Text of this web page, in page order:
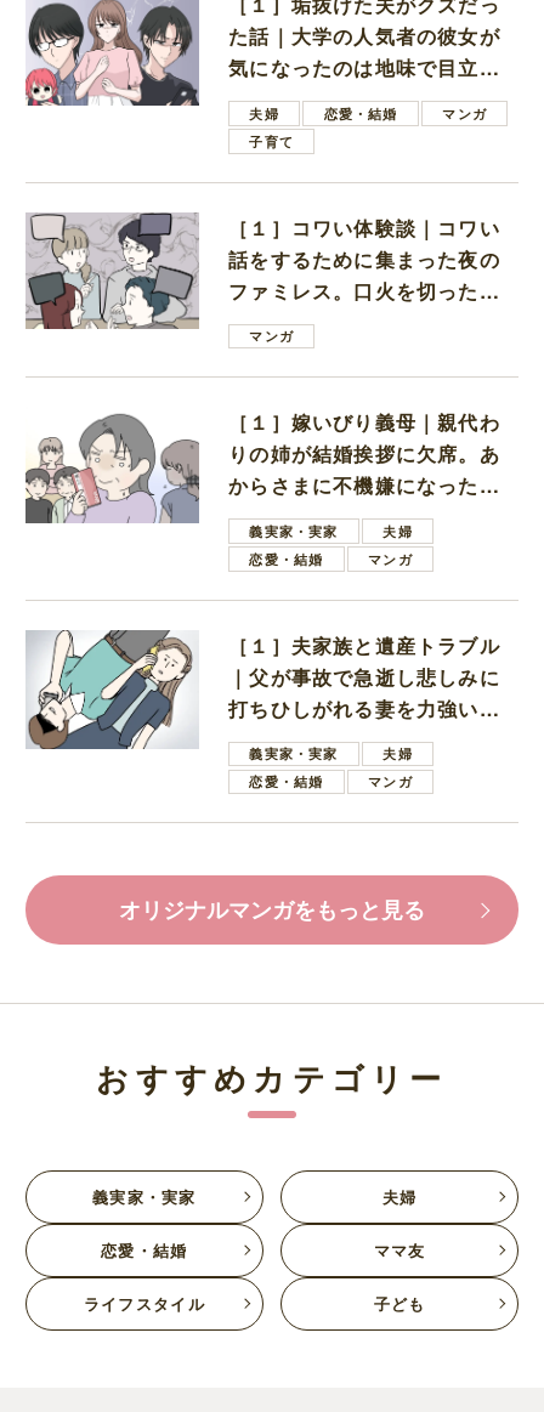
た話｜大学の人気者の彼女が
気になったのは地味で目立た
ない男子学生
夫婦 恋愛・結婚
マンガ
子育て
［１］コワい体験談｜コワい
話をするために集まった夜の
ファミレス。口火を切ったの
は電車好きの男の子ママ
マンガ
［１］嫁いびり義母｜親代わ
りの姉が結婚挨拶に欠席。あ
からさまに不機嫌になった義
母義実家・実家
夫婦
恋愛・結婚
マンガ
［１］夫家族と遺産トラブル
｜父が事故で急逝し悲しみに
打ちひしがれる妻を力強い言
葉で励ます夫
義実家・実家
夫婦
恋愛・結婚
マンガ
オリジナルマンガをもっと見る
おすすめカテゴリー
義実家・実家 夫婦
恋愛・結婚 ママ友
ライフスタイル 子ども